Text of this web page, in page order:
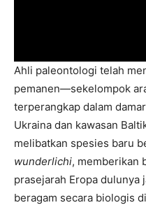
Ahli paleontologi telah
pemanen—sekelompok
terperangkap dalam
Ukraina dan kawasan
melibatkan spesies baru
wunderlichi, memberikan
prasejarah Eropa dulunya
beragam secara biologis